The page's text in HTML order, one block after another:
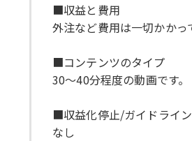
■収益と費用
外注など費用は一切かかっ
■コンテンツのタイプ
30～40分程度の動画です。
■収益化停止/ガイドライ
なし